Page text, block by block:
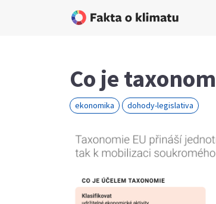
Co je
ekonomika dohody-legislativa